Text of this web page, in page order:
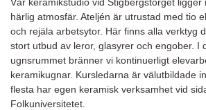
härlig atmosfär. Ateljén är utrustad med tio
och rejäla arbetsytor. Här finns alla verktyg
stort utbud av leror, glasyrer och engober. I
ugnsrummet bränner vi kontinuerligt
keramikugnar. Kursledarna är välutbildade
flesta har egen keramisk verksamhet vid
Folkuniversitetet.